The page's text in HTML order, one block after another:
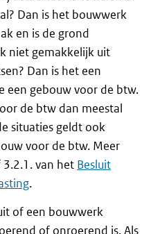
Dan is het bouwwerk
en is de grond
niet gemakkelijk uit
Dan is het een
een gebouw voor de btw.
de btw dan meestal
situaties geldt ook
voor de btw. Meer
van het Besluit
.
of een bouwwerk
of onroerend is. Als